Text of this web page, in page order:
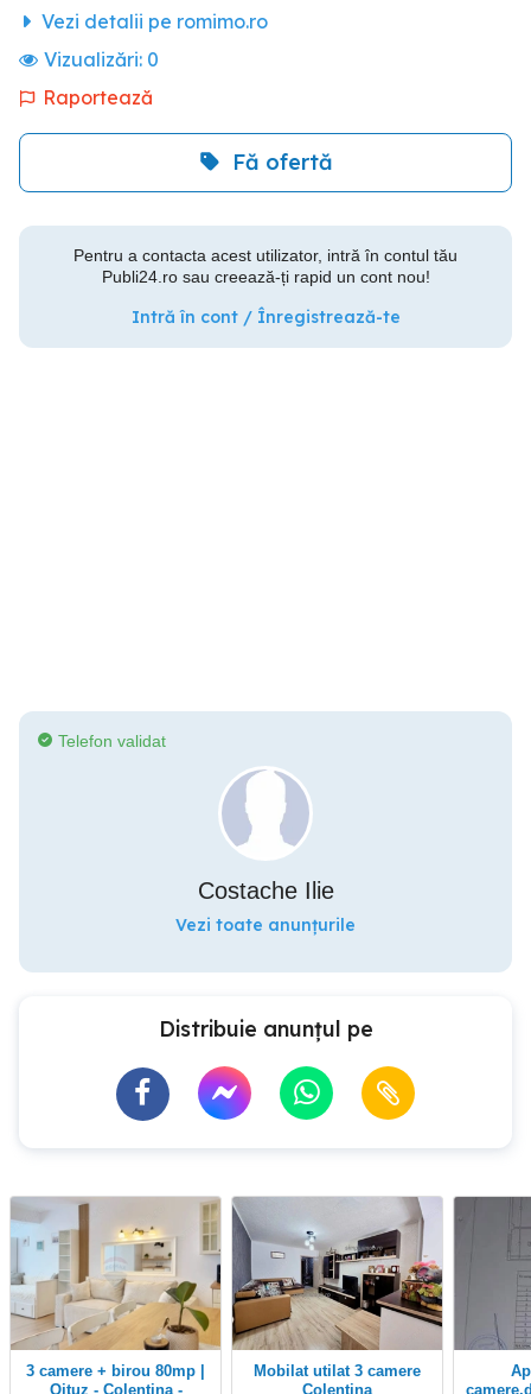
Vezi detalii pe romimo.ro
Vizualizări: 0
Raportează
Fă ofertă
Pentru a contacta acest utilizator, intră în contul tău
Publi24.ro sau creează-ți rapid un cont nou!
Intră în cont / Înregistrează-te
Telefon validat
Costache Ilie
Vezi toate anunțurile
Distribuie anunțul pe
3 camere + birou 80mp |
Oituz - Colentina -
Mobilat utilat 3 camere
Colentina
Apartament 3